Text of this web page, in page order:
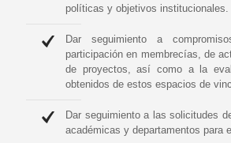
políticas y objetivos institucionales.
Dar seguimiento a
participación en membrecías, de
de proyectos, así como a la
obtenidos de estos espacios de
Dar seguimiento a las solicitudes
académicas y departamentos para